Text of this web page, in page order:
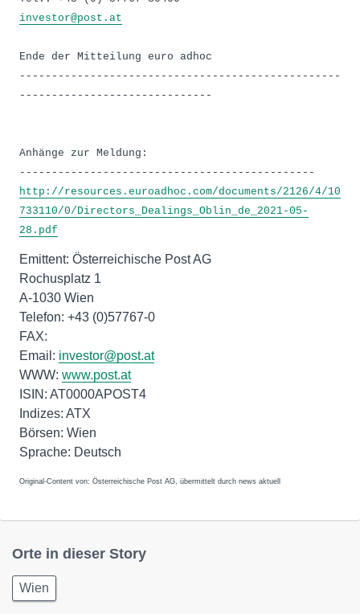
investor@post.at
Ende der Mitteilung euro adhoc
--------------------------------------------------
------------------------------
Anhänge zur Meldung:
http://resources.euroadhoc.com/documents/2126/4/10
733110/0/Directors_Dealings_Oblin_de_2021-05-
28.pdf
Emittent: Österreichische Post AG
Rochusplatz 1
A-1030 Wien
Telefon: +43 (0)57767-0
FAX:
Email: investor@post.at
WWW: www.post.at
ISIN: AT0000APOST4
Indizes: ATX
Börsen: Wien
Sprache: Deutsch
Original-Content von: Österreichische Post AG, übermittelt durch news aktuell
Orte in dieser Story
Wien